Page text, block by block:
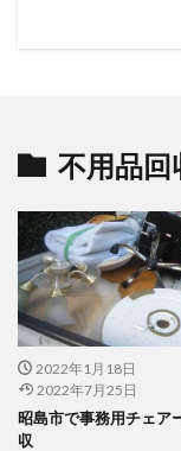
不用品回
2022年1月18日
2022年7月25日
昭島市で事務用チェア
収